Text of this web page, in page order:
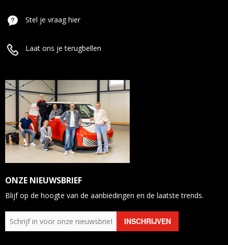
Stel je vraag hier
Laat ons je terugbellen
ONZE NIEUWSBRIEF
Blijf op de hoogte van de aanbiedingen en de laatste trends.